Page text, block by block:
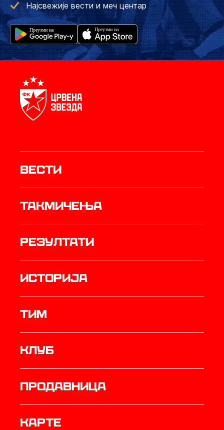
Најсвежије вести и меч центар
Вести
Такмичења
резултати
историја
ТИМ
Клуб
продавница
Карте